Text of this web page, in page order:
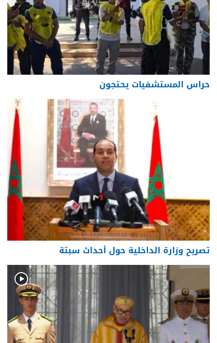
حراس المستشفيات يحتجون
تصريح وزارة الداخلية حول أحداث سبتة